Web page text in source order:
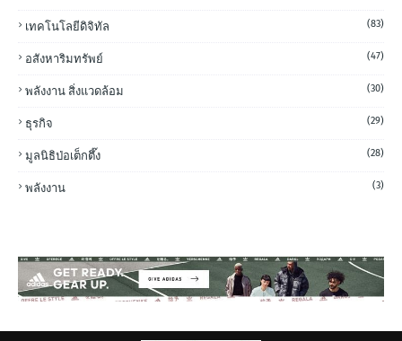
เทคโนโลยีดิจิทัล (83)
อสังหาริมทรัพย์ (47)
พลังงาน สิ่งแวดล้อม (30)
ธุรกิจ (29)
มูลนิธิป่อเต็กตึ๊ง (28)
พลังงาน (3)